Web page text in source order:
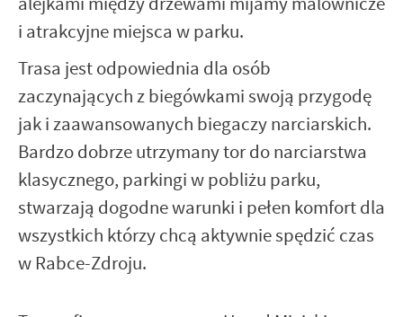
i atrakcyjne miejsca w parku.
Trasa jest odpowiednia dla osób
zaczynających z biegówkami swoją przygodę
jak i zaawansowanych biegaczy narciarskich.
Bardzo dobrze utrzymany tor do narciarstwa
klasycznego, parkingi w pobliżu parku,
stwarzają dogodne warunki i pełen komfort dla
wszystkich którzy chcą aktywnie spędzić czas
w Rabce-Zdroju.